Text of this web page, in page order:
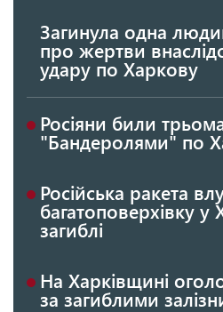
Загинула одна
про жертви
удару по Харкову
Росіяни били
"Бандеролями" по
Російська ракета
багатоповерхівку у
загиблі
На Харківщині
за загиблими